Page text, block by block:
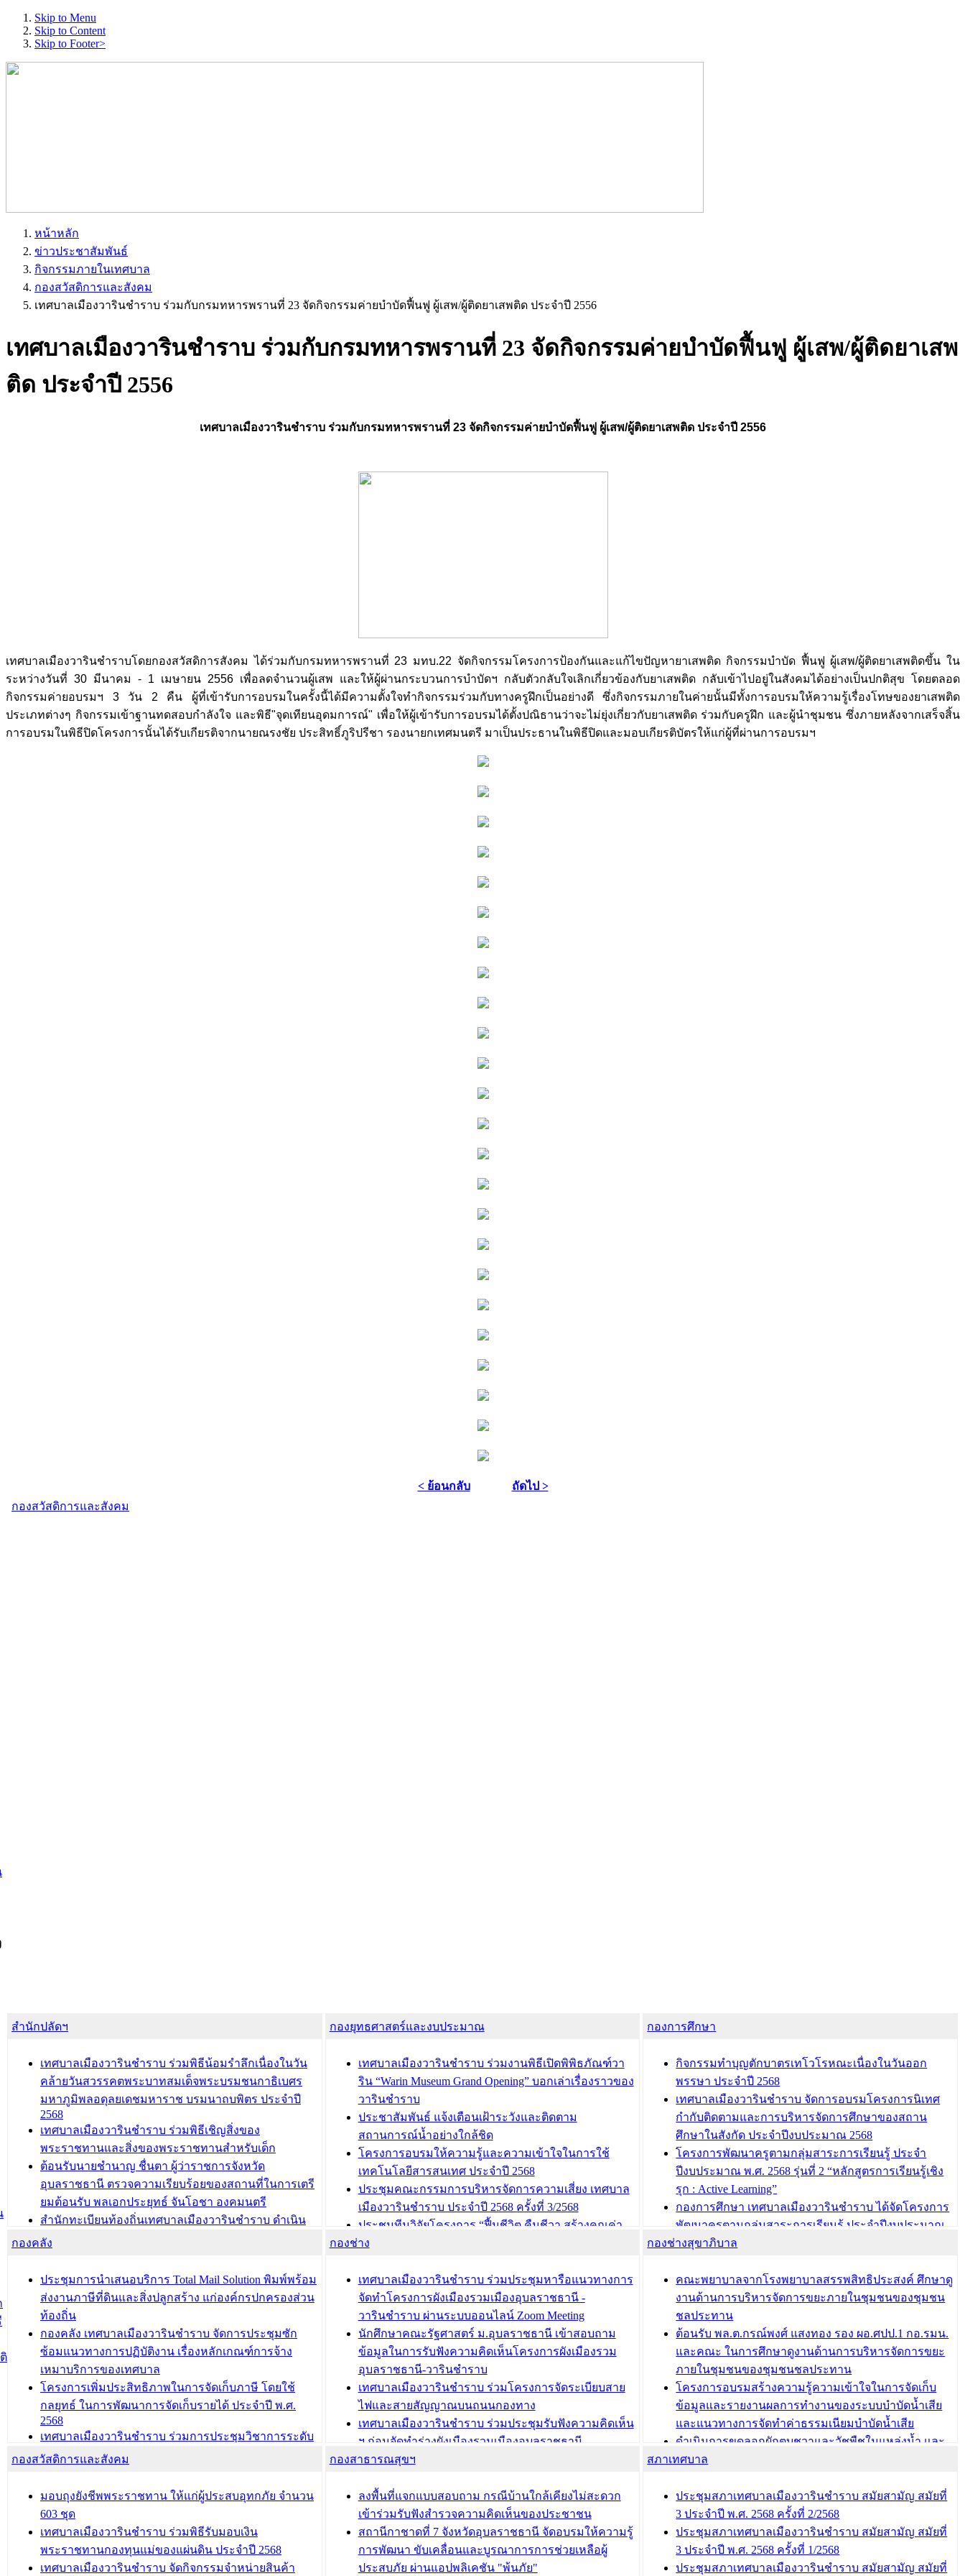
Skip to Menu
Skip to Content
Skip to Footer>
หน้าหลัก
ข่าวประชาสัมพันธ์
กิจกรรมภายในเทศบาล
กองสวัสดิการและสังคม
เทศบาลเมืองวารินชำราบ ร่วมกับกรมทหารพรานที่ 23 จัดกิจกรรมค่ายบำบัดฟื้นฟู ผู้เสพ/ผู้ติดยาเสพติด ประจำปี 2556
เทศบาลเมืองวารินชำราบ ร่วมกับกรมทหารพรานที่ 23 จัดกิจกรรมค่ายบำบัดฟื้นฟู ผู้เสพ/ผู้ติดยาเสพ
ติด ประจำปี 2556
เทศบาลเมืองวารินชำราบ ร่วมกับกรมทหารพรานที่ 23 จัดกิจกรรมค่ายบำบัดฟื้นฟู ผู้เสพ/ผู้ติดยาเสพติด ประจำปี 2556
เทศบาลเมืองวารินชำราบโดยกองสวัสดิการสังคม ได้ร่วมกับกรมทหารพรานที่ 23 มทบ.22 จัดกิจกรรมโครงการป้องกันและแก้ไขปัญหายาเสพติด กิจกรรมบำบัด ฟื้นฟู ผู้เสพ/ผู้ติดยาเสพติดขึ้น ใน
ระหว่างวันที่ 30 มีนาคม - 1 เมษายน 2556 เพื่อลดจำนวนผู้เสพ และให้ผู้ผ่านกระบวนการบำบัดฯ กลับตัวกลับใจเลิกเกี่ยวข้องกับยาเสพติด กลับเข้าไปอยู่ในสังคมได้อย่างเป็นปกติสุข โดยตลอด
กิจกรรมค่ายอบรมฯ 3 วัน 2 คืน ผู้ที่เข้ารับการอบรมในครั้งนี้ได้มีความตั้งใจทำกิจกรรมร่วมกับทางครูฝึกเป็นอย่างดี ซึ่งกิจกรรมภายในค่ายนั้นมีทั้งการอบรมให้ความรู้เรื่องโทษของยาเสพติด
ประเภทต่างๆ กิจกรรมเข้าฐานทดสอบกำลังใจ และพิธี"จุดเทียนอุดมการณ์" เพื่อให้ผู้เข้ารับการอบรมได้ตั้งปณิธานว่าจะไม่ยุ่งเกี่ยวกับยาเสพติด ร่วมกับครูฝึก และผู้นำชุมชน ซึ่งภายหลังจากเสร็จสิ้น
การอบรมในพิธีปิดโครงการนั้นได้รับเกียรติจากนายณรงชัย ประสิทธิ์ภูริปรีชา รองนายกเทศมนตรี มาเป็นประธานในพิธีปิดและมอบเกียรติบัตรให้แก่ผู้ที่ผ่านการอบรมฯ
< ย้อนกลับ
ถัดไป >
กองสวัสดิการและสังคม
สำนักปลัดฯ
เทศบาลเมืองวารินชำราบ ร่วมพิธีน้อมรำลึกเนื่องในวัน
คล้ายวันสวรรคตพระบาทสมเด็จพระบรมชนกาธิเบศร
มหาภูมิพลอดุลยเดชมหาราช บรมนาถบพิตร ประจำปี
2568
เทศบาลเมืองวารินชำราบ ร่วมพิธีเชิญสิ่งของ
พระราชทานและสิ่งของพระราชทานสำหรับเด็ก
ต้อนรับนายชำนาญ ชื่นตา ผู้ว่าราชการจังหวัด
อุบลราชธานี ตรวจความเรียบร้อยของสถานที่ในการเตรี
ยมต้อนรับ พลเอกประยุทธ์ จันโอชา องคมนตรี
สำนักทะเบียนท้องถิ่นเทศบาลเมืองวารินชำราบ ดำเนิน
การมอบทะเบียนบ้าน ทร.14 และบัตรประจำตัวประชาชน
บ้าน (ท.ร.14) กรณีคนไม่มีสัญชาติไทยได้รับอนุญาตให้มี
ถิ่นที่อยู่
ประชุมคณะกรรมการประเมินผลการควบคุมภายในของ
สำนัก/กอง/โรงเรียน/ศูนย์พัฒนาเด็กเล็ก/สถานธนานุบาล
บทความ อื่นๆ ...
กองยุทธศาสตร์และงบประมาณ
เทศบาลเมืองวารินชำราบ ร่วมงานพิธีเปิดพิพิธภัณฑ์วา
ริน “Warin Museum Grand Opening” บอกเล่าเรื่องราวของ
วารินชำราบ
ประชาสัมพันธ์ แจ้งเตือนเฝ้าระวังและติดตาม
สถานการณ์น้ำอย่างใกล้ชิด
โครงการอบรมให้ความรู้และความเข้าใจในการใช้
เทคโนโลยีสารสนเทศ ประจำปี 2568
ประชุมคณะกรรมการบริหารจัดการความเสี่ยง เทศบาล
เมืองวารินชำราบ ประจำปี 2568 ครั้งที่ 3/2568
ประชุมทีมวิจัยโครงการ “ฟื้นชีวิต คืนชีวา สร้างคุณค่า
เมืองวาริน” เพื่อร่วมขับเคลื่อนเมืองวารินชำราบให้เป็น
บทความ อื่นๆ ...
กองการศึกษา
กิจกรรมทำบุญตักบาตรเทโวโรหณะเนื่องในวันออก
พรรษา ประจำปี 2568
เทศบาลเมืองวารินชำราบ จัดการอบรมโครงการนิเทศ
กำกับติดตามและการบริหารจัดการศึกษาของสถาน
ศึกษาในสังกัด ประจำปีงบประมาณ 2568
โครงการพัฒนาครูตามกลุ่มสาระการเรียนรู้ ประจำ
ปีงบประมาณ พ.ศ. 2568 รุ่นที่ 2 “หลักสูตรการเรียนรู้เชิง
รุก : Active Learning”
กองการศึกษา เทศบาลเมืองวารินชำราบ ได้จัดโครงการ
พัฒนาครูตามกลุ่มสาระการเรียนรู้ ประจำปีงบประมาณ
พ.ศ. 2568
รางวัลผู้อำนวยการสำนัก/กองการศึกษาดีเด่น ในงาน
แข่งขันทักษะทางวิชาการและงานมหกรรมการจัดการ
ศึกษาท้องถิ่น ระดับประเทศครั้งที่ 14 ประจำปี 2568
บทความ อื่นๆ ...
กองคลัง
ประชุมการนำเสนอบริการ Total Mail Solution พิมพ์พร้อม
ส่งงานภาษีที่ดินและสิ่งปลูกสร้าง แก่องค์กรปกครองส่วน
ท้องถิ่น
กองคลัง เทศบาลเมืองวารินชำราบ จัดการประชุมซัก
ซ้อมแนวทางการปฏิบัติงาน เรื่องหลักเกณฑ์การจ้าง
เหมาบริการของเทศบาล
โครงการเพิ่มประสิทธิภาพในการจัดเก็บภาษี โดยใช้
กลยุทธ์ ในการพัฒนาการจัดเก็บรายได้ ประจำปี พ.ศ.
2568
เทศบาลเมืองวารินชำราบ ร่วมการประชุมวิชาการระดับ
นานาชาติและนิทรรศการด้านนวัตกรรมท้องถิ่น 2568
ทะเบียนภาษีป้าย
ประชุมผู้เช่าอาคารพาณิชย์ บริเวณถนนเกษมสุขและ
ถนนประทุมเทพภักดี
บทความ อื่นๆ ...
กองช่าง
เทศบาลเมืองวารินชำราบ ร่วมประชุมหารือแนวทางการ
จัดทำโครงการผังเมืองรวมเมืองอุบลราชธานี -
วารินชำราบ ผ่านระบบออนไลน์ Zoom Meeting
นักศึกษาคณะรัฐศาสตร์ ม.อุบลราชธานี เข้าสอบถาม
ข้อมูลในการรับฟังความคิดเห็นโครงการผังเมืองรวม
อุบลราชธานี-วารินชำราบ
เทศบาลเมืองวารินชำราบ ร่วมโครงการจัดระเบียบสาย
ไฟและสายสัญญาณบนถนนกองทาง
เทศบาลเมืองวารินชำราบ ร่วมประชุมรับฟังความคิดเห็น
ฯ ก่อนจัดทำร่างผังเมืองรวมเมืองอุบลราชธานี -
วารินชำราบ ครั้งที่ 3
การขออนุญาตเข้าทำประโยชน์ในพื้นที่ป่าไม้
บทความ อื่นๆ ...
กองช่างสุขาภิบาล
คณะพยาบาลจากโรงพยาบาลสรรพสิทธิประสงค์ ศึกษาดู
งานด้านการบริหารจัดการขยะภายในชุมชนของชุมชน
ชลประทาน
ต้อนรับ พล.ต.กรณ์พงศ์ แสงทอง รอง ผอ.ศปป.1 กอ.รมน.
และคณะ ในการศึกษาดูงานด้านการบริหารจัดการขยะ
ภายในชุมชนของชุมชนชลประทาน
โครงการอบรมสร้างความรู้ความเข้าใจในการจัดเก็บ
ข้อมูลและรายงานผลการทำงานของระบบบำบัดน้ำเสีย
และแนวทางการจัดทำค่าธรรมเนียมบำบัดน้ำเสีย
ดำเนินการขุดลอกผักตบชวาและวัชพืชในแหล่งน้ำ และ
พัฒนาฟื้นฟูและแก้ไขปัญหาแหล่งน้ำสาธารณะภายใน
ดำเนินการขุดลอกผักตบชวาและวัชพืชในแหล่งน้ำ และ
พัฒนาฟื้นฟูและแก้ไขปัญหาแหล่งน้ำสาธารณะภายชุม
ชนท่าบ้งมั่ง
บทความ อื่นๆ ...
กองสวัสดิการและสังคม
มอบถุงยังชีพพระราชทาน ให้แก่ผู้ประสบอุทกภัย จำนวน
603 ชุด
เทศบาลเมืองวารินชำราบ ร่วมพิธีรับมอบเงิน
พระราชทานกองทุนแม่ของแผ่นดิน ประจำปี 2568
เทศบาลเมืองวารินชำราบ จัดกิจกรรมจำหน่ายสินค้า
กองสาธารณสุขฯ
ลงพื้นที่แจกแบบสอบถาม กรณีบ้านใกล้เคียงไม่สะดวก
เข้าร่วมรับฟังสำรวจความคิดเห็นของประชาชน
สถานีกาชาดที่ 7 จังหวัดอุบลราชธานี จัดอบรมให้ความรู้
การพัฒนา ขับเคลื่อนและบูรณาการการช่วยเหลือผู้
ประสบภัย ผ่านแอปพลิเคชัน "พ้นภัย"
สภาเทศบาล
ประชุมสภาเทศบาลเมืองวารินชำราบ สมัยสามัญ สมัยที่
3 ประจำปี พ.ศ. 2568 ครั้งที่ 2/2568
ประชุมสภาเทศบาลเมืองวารินชำราบ สมัยสามัญ สมัยที่
3 ประจำปี พ.ศ. 2568 ครั้งที่ 1/2568
ประชุมสภาเทศบาลเมืองวารินชำราบ สมัยสามัญ สมัยที่